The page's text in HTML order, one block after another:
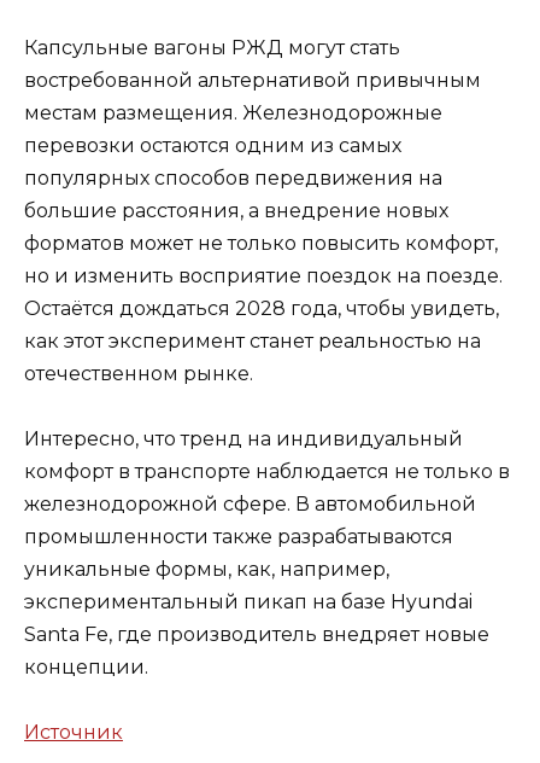
Капсульные вагоны РЖД могут стать
востребованной альтернативой привычным
местам размещения. Железнодорожные
перевозки остаются одним из самых
популярных способов передвижения на
большие расстояния, а внедрение новых
форматов может не только повысить комфорт,
но и изменить восприятие поездок на поезде.
Остаётся дождаться 2028 года, чтобы увидеть,
как этот эксперимент станет реальностью на
отечественном рынке.
Интересно, что тренд на индивидуальный
комфорт в транспорте наблюдается не только в
железнодорожной сфере. В автомобильной
промышленности также разрабатываются
уникальные формы, как, например,
экспериментальный пикап на базе Hyundai
Santa Fe, где производитель внедряет новые
концепции.
Источник